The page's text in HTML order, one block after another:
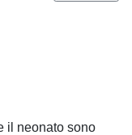
il neonato sono